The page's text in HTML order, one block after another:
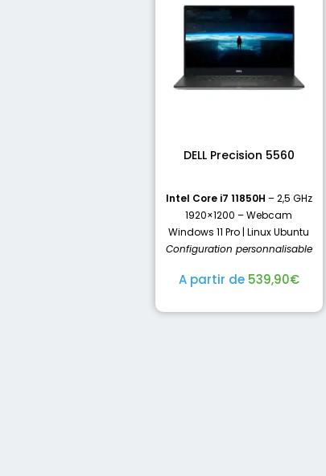
DELL Precision 5560
Intel Core i7 11850H – 2,5 GHz
1920×1200 – Webcam
Windows 11 Pro | Linux Ubuntu
Configuration personnalisable
A partir de 539,90€